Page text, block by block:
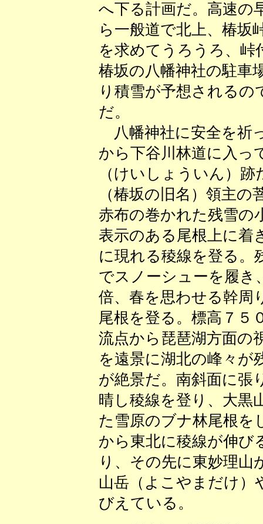
へ下る計画だ。高速の
ら一般道で北上、椿坂
を求めてうろうろ、峠
椿坂の八幡神社の駐車
り積雪が予想される
だ。
八幡神社に安全を祈
から下谷川林道に入っ
（けいしょういん）
（椿坂の旧名）領主
赤布の巻かれた残雪の
表示のある尾根上に着
に現れる稜線を登る。
でスノーシューを履き
倍、春を思わせる幹周
尾根を登る。標高７５
流点から琵琶湖方面の
を遠景に湖北の峰々が
が絶景だ。南斜面に張
晴し稜線を登り、大黒
た雪原のブナ林尾根を
から東北に稜線が伸び
り、その先に東妙理山
山岳（よこやまだけ）
びえている。